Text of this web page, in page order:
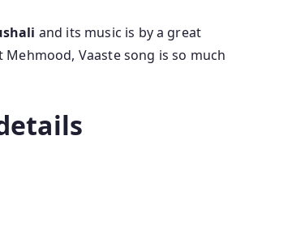
and its music is by a great
Vaaste song is so much